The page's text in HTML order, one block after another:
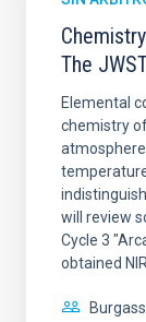
The
Elemental
chemistry
will review
Cycle 3
obtained